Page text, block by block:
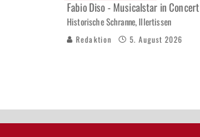
Fabio Diso - Musicalstar in Concert
Historische Schranne, Illertissen
Redaktion 5. August 2026